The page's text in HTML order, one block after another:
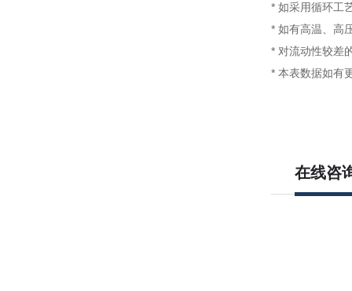
* 如采用循环工
* 如有高温、高
* 对流动性较差
* 本表数据如有
在线咨